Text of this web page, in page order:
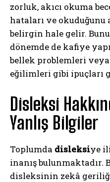
zorluk, akıcı okuma
hataları ve
belirgin hale gelir.
dönemde de kafiye
bellek problemleri
eğilimleri gibi ipuçları
Disleksi
Yanlış Bilgiler
Toplumda disleksiye
inanış bulunmaktadır.
disleksinin zekâ